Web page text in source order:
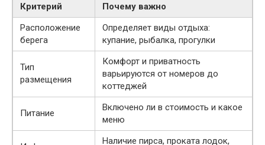
Критерий
Почему важно
Расположение
берега
Определяет виды отдыха:
купание, рыбалка, прогулки
Тип
размещения
Комфорт и приватность
варьируются от номеров до
коттеджей
Питание
Включено ли в стоимость и какое
меню
Наличие пирса, проката лодок,